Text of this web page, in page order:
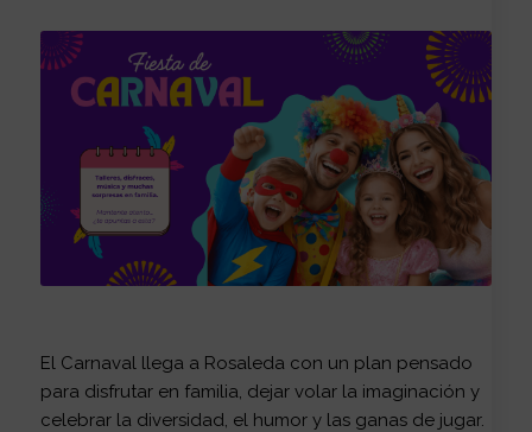
El Carnaval llega a Rosaleda con un plan pensado
para disfrutar en familia, dejar volar la imaginación y
celebrar la diversidad, el humor y las ganas de jugar.